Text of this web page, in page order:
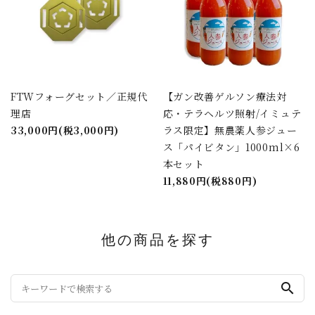
FTWフォーグセット／正規代
理店
33,000円(税3,000円)
【ガン改善ゲルソン療法対
応・テラヘルツ照射/イミュテ
ラス限定】無農薬人参ジュー
ス「パイビタン」1000ml×6
本セット
11,880円(税880円)
他の商品を探す
search